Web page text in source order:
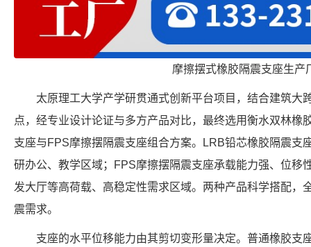
摩擦摆式橡胶隔震支座生产
太原理工大学产学研贯通式创新平台项目，结合建筑大
点，经专业设计论证与多方产品对比，最终选用衡水双林橡
支座与FPS摩擦摆隔震支座组合方案。LRB铅芯橡胶隔震支
研办公、教学区域；FPS摩擦摆隔震支座承载能力强、位移
发大厅等高荷载、高稳定性需求区域。两种产品科学搭配，
震需求。
支座的水平位移能力由其剪切变形量决定。普通橡胶支